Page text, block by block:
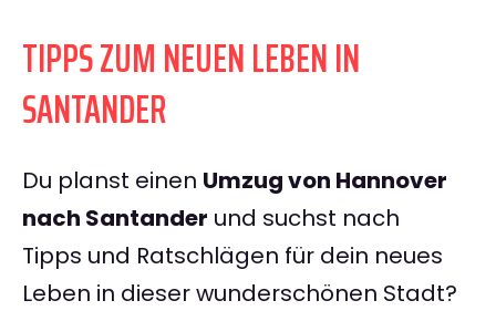
TIPPS ZUM NEUEN LEBEN IN
SANTANDER
Du planst einen Umzug von Hannover
nach Santander und suchst nach
Tipps und Ratschlägen für dein neues
Leben in dieser wunderschönen Stadt?